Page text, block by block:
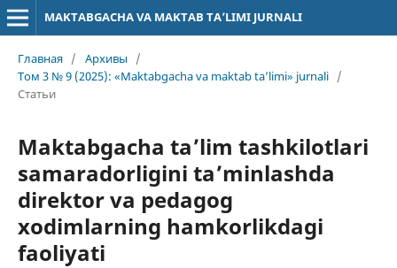
MAKTABGACHA VA MAKTAB TA’LIMI JURNALI
Главная / Архивы
/
Том 3 № 9 (2025): «Maktabgacha va maktab ta’limi» jurnali /
Статьи
Maktabgacha ta’lim tashkilotlari
samaradorligini ta’minlashda
direktor va pedagog
xodimlarning hamkorlikdagi
faoliyati